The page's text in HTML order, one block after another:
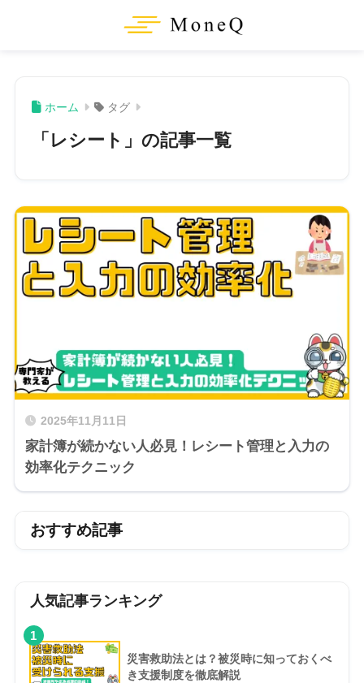
ホーム タグ
「レシート」の記事一覧
2025年11月11日
家計簿が続かない人必見！レシート管理と入力の
効率化テクニック
おすすめ記事
人気記事ランキング
1
災害救助法とは？被災時に知っておくべ
き支援制度を徹底解説